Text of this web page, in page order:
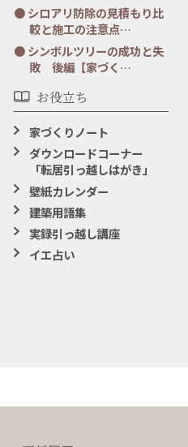
シロアリ防除の見積もり比
較と施工の注意点…
シンボルツリーの成功と失
敗 後編【家づく…
お役立ち
家づくりノート
ダウンロードコーナー
「転居引っ越しはがき」
壁紙カレンダー
建築用語集
実録引っ越し講座
イエ占い